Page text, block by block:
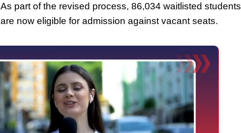
As part of the revised process, 86,034 waitlisted students
are now eligible for admission against vacant seats.